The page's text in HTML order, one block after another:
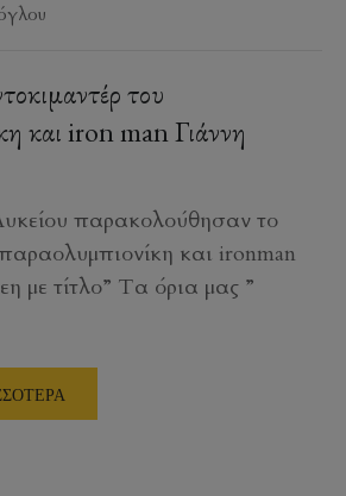
του
και iron man Γιάννη
παρακολούθησαν το
και ironman
με τίτλο” Τα όρια μας ”